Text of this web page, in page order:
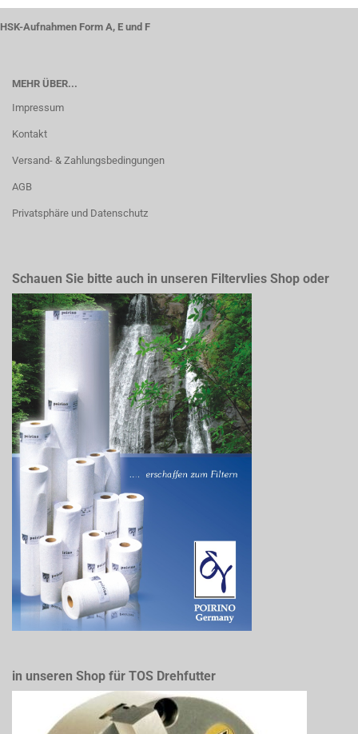
HSK-Aufnahmen Form A, E und F
MEHR ÜBER...
Impressum
Kontakt
Versand- & Zahlungsbedingungen
AGB
Privatsphäre und Datenschutz
Schauen Sie bitte auch in unseren Filtervlies Shop oder
in unseren Shop für TOS Drehfutter